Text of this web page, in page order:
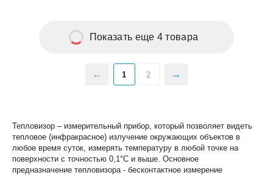
Тепловизор – измерительный прибор, который позволяет видеть
тепловое (инфракрасное) излучение окружающих объектов в
любое время суток, измерять температуру в любой точке на
поверхности с точностью 0,1°С и выше. Основное
предназначение тепловизора - бесконтактное измерение
Показать еще 4 товара
1 2